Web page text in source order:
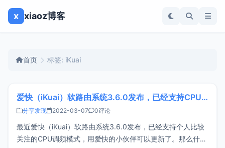
x xiaoz博客
首页 标签: iKuai
爱快（iKuai）软路由系统3.6.0发布，已经支持CPU调频模式，你更新了吗？
分享发现 2022-03-07 0评论
最近爱快（iKuai）软路由系统3.6.0发布，已经支持个人比较
关注的CPU调频模式，用爱快的小伙伴可以更新了。那么什么